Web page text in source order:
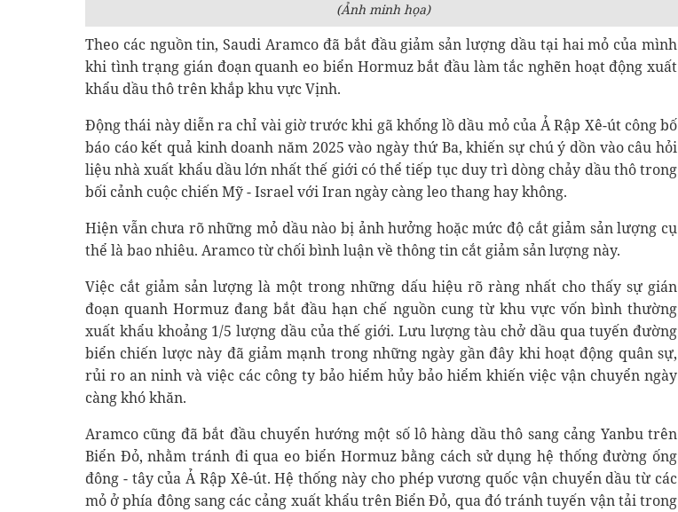
(Ảnh minh họa)
Theo các nguồn tin, Saudi Aramco đã bắt đầu giảm sản lượng dầu tại hai mỏ của mình
khi tình trạng gián đoạn quanh eo biển Hormuz bắt đầu làm tắc nghẽn hoạt động xuất
khẩu dầu thô trên khắp khu vực Vịnh.
Động thái này diễn ra chỉ vài giờ trước khi gã khổng lồ dầu mỏ của Ả Rập Xê-út công bố
báo cáo kết quả kinh doanh năm 2025 vào ngày thứ Ba, khiến sự chú ý dồn vào câu hỏi
liệu nhà xuất khẩu dầu lớn nhất thế giới có thể tiếp tục duy trì dòng chảy dầu thô trong
bối cảnh cuộc chiến Mỹ - Israel với Iran ngày càng leo thang hay không.
Hiện vẫn chưa rõ những mỏ dầu nào bị ảnh hưởng hoặc mức độ cắt giảm sản lượng cụ
thể là bao nhiêu. Aramco từ chối bình luận về thông tin cắt giảm sản lượng này.
Việc cắt giảm sản lượng là một trong những dấu hiệu rõ ràng nhất cho thấy sự gián
đoạn quanh Hormuz đang bắt đầu hạn chế nguồn cung từ khu vực vốn bình thường
xuất khẩu khoảng 1/5 lượng dầu của thế giới. Lưu lượng tàu chở dầu qua tuyến đường
biển chiến lược này đã giảm mạnh trong những ngày gần đây khi hoạt động quân sự,
rủi ro an ninh và việc các công ty bảo hiểm hủy bảo hiểm khiến việc vận chuyển ngày
càng khó khăn.
Aramco cũng đã bắt đầu chuyển hướng một số lô hàng dầu thô sang cảng Yanbu trên
Biển Đỏ, nhằm tránh đi qua eo biển Hormuz bằng cách sử dụng hệ thống đường ống
đông - tây của Ả Rập Xê-út. Hệ thống này cho phép vương quốc vận chuyển dầu từ các
mỏ ở phía đông sang các cảng xuất khẩu trên Biển Đỏ, qua đó tránh tuyến vận tải trong